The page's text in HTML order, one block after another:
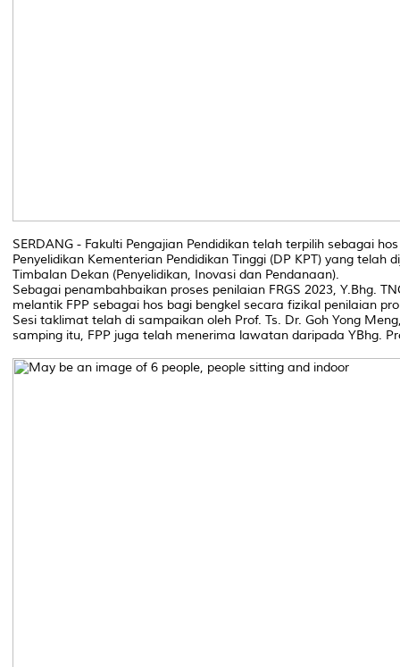
SERDANG - Fakulti Pengajian Pendidikan telah terpilih sebagai
Penyelidikan Kementerian Pendidikan Tinggi (DP KPT) yang
Timbalan Dekan (Penyelidikan, Inovasi dan Pendanaan).
Sebagai penambahbaikan proses penilaian FRGS 2023, Y.Bhg.
melantik FPP sebagai hos bagi bengkel secara fizikal penilaian
Sesi taklimat telah di sampaikan oleh Prof. Ts. Dr. Goh Yong
samping itu, FPP juga telah menerima lawatan daripada YBhg.